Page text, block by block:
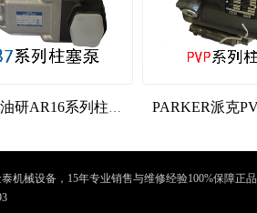
YUKEN油研AR16系列柱塞泵
机械设备，15年专业销售与维修经验100%保障正品